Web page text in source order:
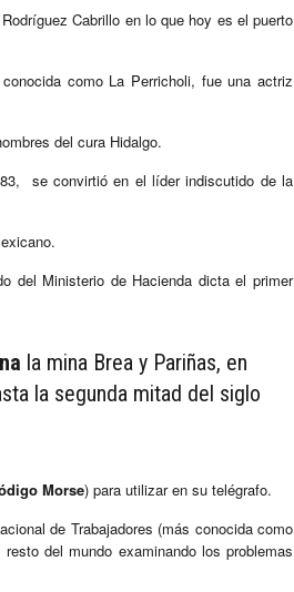
Cabrillo en lo que hoy es el puerto
como La Perricholi, fue una actriz
del cura Hidalgo.
se convirtió en el líder indiscutido de la
del Ministerio de Hacienda dicta el primer
la mina Brea y Pariñas, en
la segunda mitad del siglo
Morse) para utilizar en su telégrafo.
de Trabajadores (más conocida como
del mundo examinando los problemas